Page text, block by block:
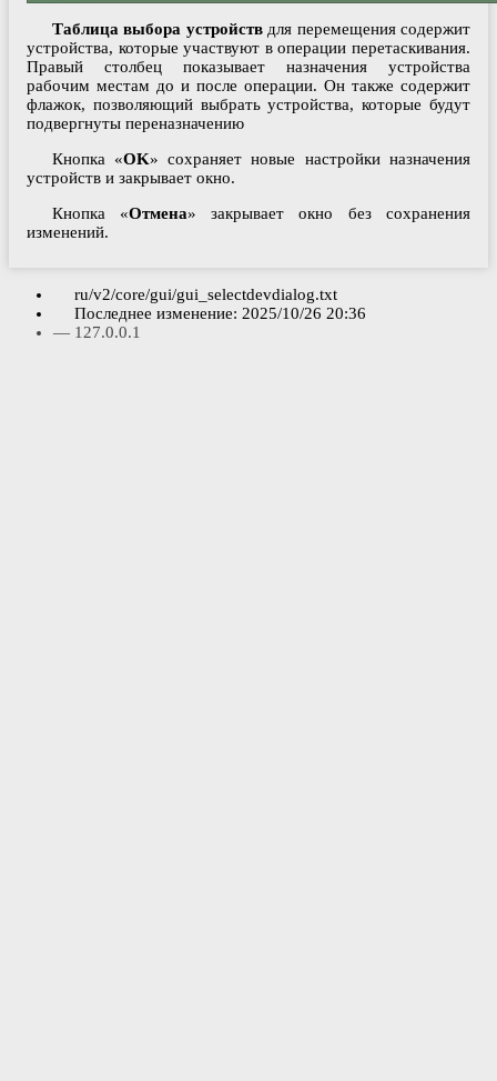
Таблица выбора устройствдля перемещения содержит
устройства, которые участвуют в операции перетаскивания.
Правый столбец показывает назначения устройства
рабочим местам до и после операции. Он также содержит
флажок, позволяющий выбрать устройства, которые будут
подвергнуты переназначению
Кнопка «OK» сохраняет новые настройки назначения
устройств и закрывает окно.
Кнопка «Отмена» закрывает окно без сохранения
изменений.
ru/v2/core/gui/gui_selectdevdialog.txt
Последнее изменение: 2025/10/26 20:36
— 127.0.0.1